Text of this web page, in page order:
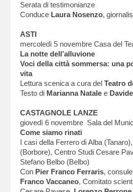
Serata di testimonianze
Conduce Laura Nosenzo,
ASTI
mercoledì 5 novembre Casa del
La notte dell’alluvione
Voci della città sommersa: una
vita
Lettura scenica a cura del Teatro
Testo di Marianna Natale e
CASTAGNOLE LANZE
giovedì 6 novembre Sala del
Come siamo rinati
I casi della Ferrero di Alba
(Borbore), Centro Studi Cesare
Stefano Belbo (Belbo)
Con Pier Franco Ferraris,
Franco Vaccaneo, Comitato